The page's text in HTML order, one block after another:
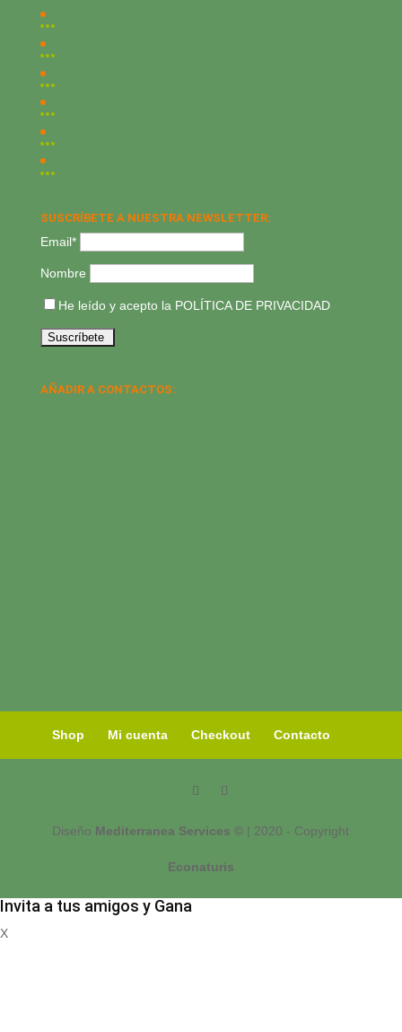
SUSCRÍBETE A NUESTRA NEWSLETTER:
Email*
Nombre
He leído y acepto la POLÍTICA DE PRIVACIDAD
AÑADIR A CONTACTOS:
Shop Mi cuenta Checkout Contacto
Diseño Mediterranea Services © | 2020 - Copyright
Econaturis
Invita a tus amigos y Gana
X